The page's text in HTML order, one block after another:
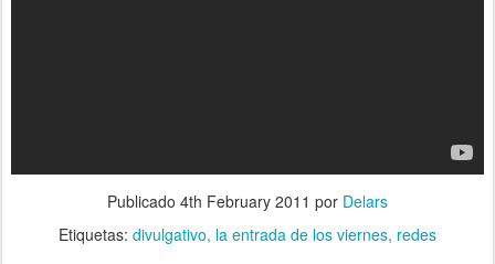
Publicado 4th February 2011 por Delars
Etiquetas: divulgativo la entrada de los viernes redes